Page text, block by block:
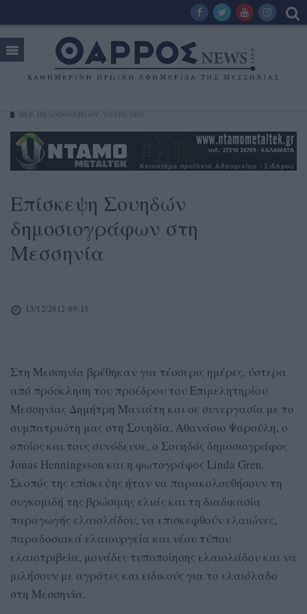
Επίσκεψη Σουηδών
δημοσιογράφων στη
Μεσσηνία
13/12/2012 09:15
Στη Μεσσηνία βρέθηκαν για τέσσερις ημέρες, ύστερα
από πρόσκληση του προέδρου του Επιμελητηρίου
Μεσσηνίας Δημήτρη Μανιάτη και σε συνεργασία με το
συμπατριώτη μας στη Σουηδία, Αθανάσιο Ψαρούλη, ο
οποίος και τους συνόδευσε, ο Σουηδός δημοσιογράφος
Jonas Henningsson και η φωτογράφος Linda Gren.
Σκοπός της επίσκεψης ήταν να παρακολουθήσουν τη
συγκομιδή της βρώσιμης ελιάς και τη διαδικασία
παραγωγής ελαιολάδου, να επισκεφθούν ελαιώνες,
παραδοσιακά ελαιουργεία και νέου τύπου
ελαιοτριβεία, μονάδες τυποποίησης ελαιολάδου και να
μιλήσουν με αγρότες και ειδικούς για το ελαιόλαδο
στη Μεσσηνία.